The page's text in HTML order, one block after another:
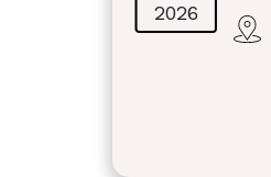
2026